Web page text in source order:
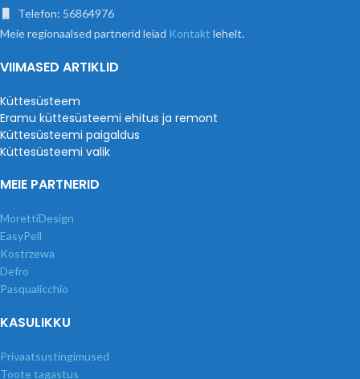
Telefon: 56864976
Meie regionaalsed partnerid leiad Kontakt lehelt.
VIIMASED ARTIKLID
Küttesüsteem
Eramu küttesüsteemi ehitus ja remont
Küttesüsteemi paigaldus
Küttesüsteemi valik
MEIE PARTNERID
MorettiDesign
EasyPell
Kostrzewa
Defro
Pasqualicchio
KASULIKKU
Privaatsustingimused
Toote tagastus